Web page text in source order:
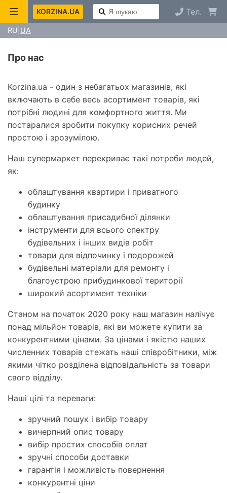
KORZINA.UA Тел.
RU UA
Про нас
Korzina.ua - один з небагатьох магазинів, які
включають в себе весь асортимент товарів, які
потрібні людині для комфортного життя. Ми
постаралися зробити покупку корисних речей
простою і зрозумілою.
Наш супермаркет перекриває такі потреби людей,
як:
облаштування квартири і приватного
будинку
облаштування присадибної ділянки
інструменти для всього спектру
будівельних і інших видів робіт
товари для відпочинку і подорожей
будівельні матеріали для ремонту і
благоустрою прибудинкової території
широкий асортимент техніки
Станом на початок 2020 року наш магазин налічує
понад мільйон товарів, які ви можете купити за
конкурентними цінами. За цінами і якістю наших
численних товарів стежать наші співробітники, між
якими чітко розділена відповідальність за товари
свого відділу.
Наші цілі та переваги:
зручний пошук і вибір товару
вичерпний опис товару
вибір простих способів оплат
зручні способи доставки
гарантія і можливість повернення
конкурентні ціни